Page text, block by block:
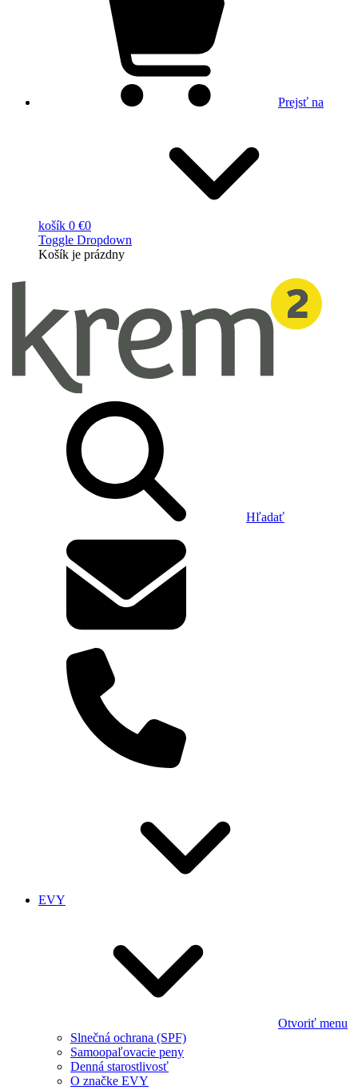
Prejsť na
košík 0 €0
Toggle Dropdown
Košík je prázdny
Hľadať
EVY
Otvoriť menu
Slnečná ochrana (SPF)
Samoopaľovacie peny
Denná starostlivosť
O značke EVY